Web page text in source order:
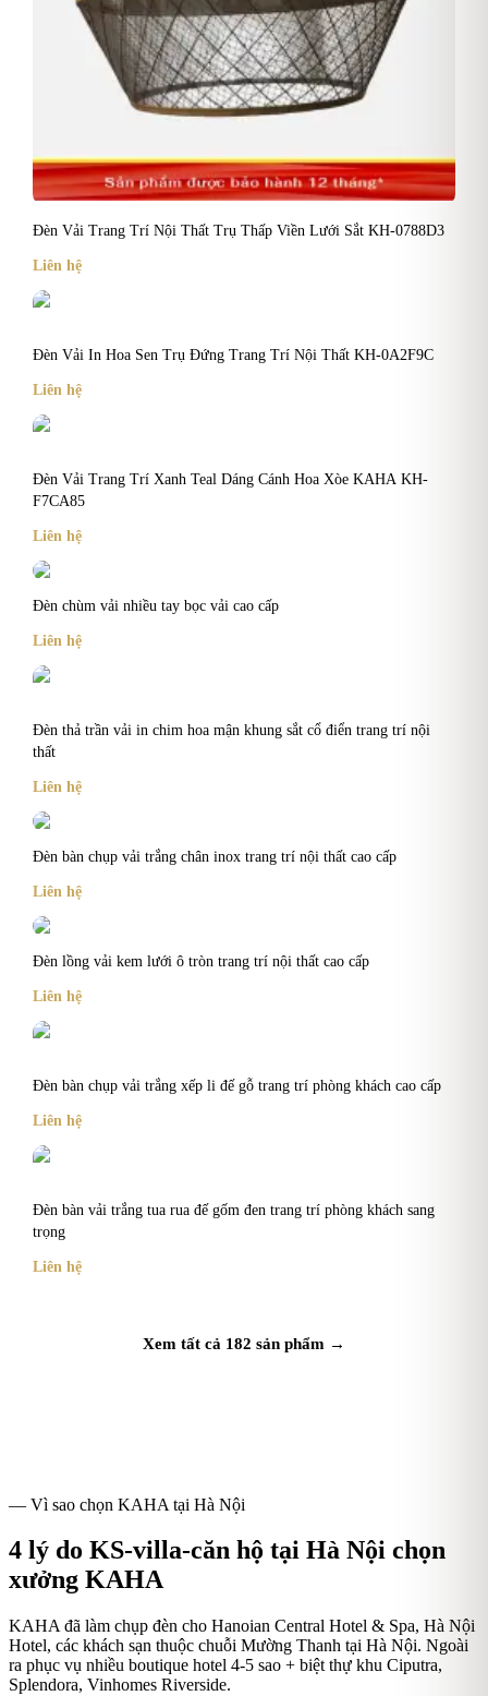
Đèn Vải Trang Trí Nội Thất Trụ Thấp Viền Lưới Sắt KH-0788D3
Liên hệ
Đèn Vải In Hoa Sen Trụ Đứng Trang Trí Nội Thất KH-0A2F9C
Liên hệ
Đèn Vải Trang Trí Xanh Teal Dáng Cánh Hoa Xòe KAHA KH-
F7CA85
Liên hệ
Đèn chùm vải nhiều tay bọc vải cao cấp
Liên hệ
Đèn thả trần vải in chim hoa mận khung sắt cổ điển trang trí nội
thất
Liên hệ
Đèn bàn chụp vải trắng chân inox trang trí nội thất cao cấp
Liên hệ
Đèn lồng vải kem lưới ô tròn trang trí nội thất cao cấp
Liên hệ
Đèn bàn chụp vải trắng xếp li đế gỗ trang trí phòng khách cao cấp
Liên hệ
Đèn bàn vải trắng tua rua đế gốm đen trang trí phòng khách sang
trọng
Liên hệ
Xem tất cả 182 sản phẩm →
— Vì sao chọn KAHA tại Hà Nội
4 lý do KS-villa-căn hộ tại Hà Nội chọn
xưởng KAHA
KAHA đã làm chụp đèn cho Hanoian Central Hotel & Spa, Hà Nội
Hotel, các khách sạn thuộc chuỗi Mường Thanh tại Hà Nội. Ngoài
ra phục vụ nhiều boutique hotel 4-5 sao + biệt thự khu Ciputra,
Splendora, Vinhomes Riverside.